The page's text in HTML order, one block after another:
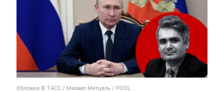
Обложка © ТАСС / Михаил Метцель / POOL